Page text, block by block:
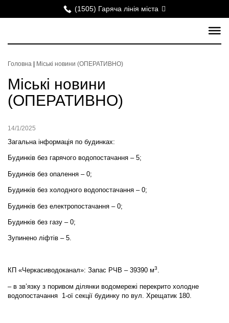
(1505) Гаряча лінія міста
Головна Міські новини (ОПЕРАТИВНО)
Міські новини
(ОПЕРАТИВНО)
14/1/2025
Загальна інформація по будинках:
Будинків без гарячого водопостачання – 5;
Будинків без опалення – 0;
Будинків без холодного водопостачання – 0;
Будинків без електропостачання – 0;
Будинків без газу – 0;
Зупинено ліфтів – 5.
КП «Черкасиводоканал»: Запас РЧВ – 39390 м3.
– в зв’язку з поривом ділянки водомережі перекрито холодне
водопостачання 1-ої секції будинку по вул. Хрещатик 180.